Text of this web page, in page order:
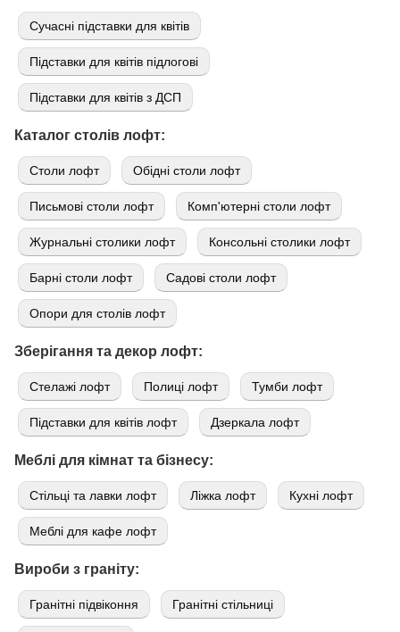
Сучасні підставки для квітів
Підставки для квітів підлогові
Підставки для квітів з ДСП
Каталог столів лофт:
Cтоли лофт Обідні столи лофт
Письмові столи лофт Комп'ютерні столи лофт
Журнальні столики лофт Консольні столики лофт
Барні столи лофт Садові столи лофт
Опори для столів лофт
Зберігання та декор лофт:
Стелажі лофт Полиці лофт Тумби лофт
Підставки для квітів лофт Дзеркала лофт
Меблі для кімнат та бізнесу:
Стільці та лавки лофт Ліжка лофт Кухні лофт
Меблі для кафе лофт
Вироби з граніту:
Гранітні підвіконня Гранітні стільниці